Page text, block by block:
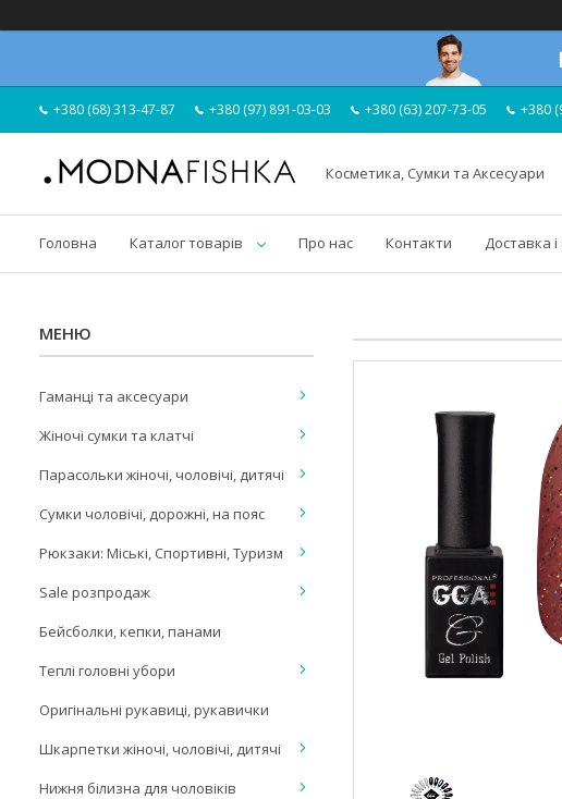
+380 (68) 313-47-87 +380 (97) 891-03-03 +380 (63) 207-73-05 +380
Косметика, Сумки та Аксесуари
Головна Каталог товарів Про нас Контакти Доставка
Гаманці та аксесуари
Жіночі сумки та клатчі
Парасольки жіночі, чоловічі, дитячі
Сумки чоловічі, дорожні, на пояс
Рюкзаки: Міські, Спортивні, Туризм
Sale розпродаж
Бейсболки, кепки, панами
Теплі головні убори
Оригінальні рукавиці, рукавички
Шкарпетки жіночі, чоловічі, дитячі
Нижня білизна для чоловіків